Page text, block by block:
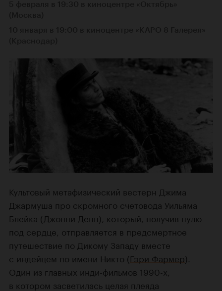
Культовый метафизический вестерн Джима
Джармуша про скромного счетовода Уильяма
Блейка (Джонни Депп), который, получив пулю
под сердце, отправляется в предсмертное
путешествие по Дикому Западу вместе
с индейцем по имени Никто (Гэри Фармер).
Один из главных инди-фильмов 1990-х,
в котором засветилась целая плеяда